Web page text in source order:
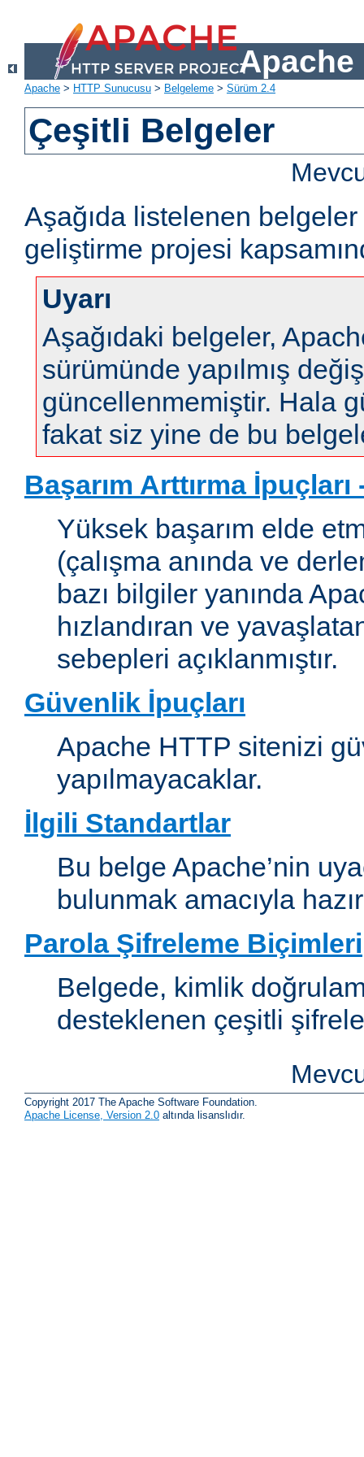
Apache
Apache > HTTP Sunucusu > Belgeleme > Sürüm 2.4
Çeşitli Belgeler
Aşağıda listelenen
geliştirme projesi
Uyarı
Aşağıdaki belgeler,
sürümünde yapılmış
güncellenmemiştir. Hala
fakat siz yine de bu
Başarım Arttırma
Yüksek başarım elde
(çalışma anında ve
bazı bilgiler yanında
hızlandıran ve
sebepleri açıklanmıştır.
Güvenlik İpuçları
Apache HTTP sitenizi
yapılmayacaklar.
İlgili Standartlar
Bu belge Apache’nin
bulunmak amacıyla
Parola Şifreleme Biçimleri
Belgede, kimlik
desteklenen çeşitli
Copyright 2017 The Apache Software Foundation.
Apache License, Version 2.0 altında lisanslıdır.